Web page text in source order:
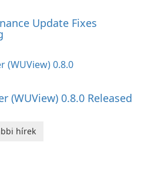
Update Fixes
(WUView) 0.8.0 Released
hírek